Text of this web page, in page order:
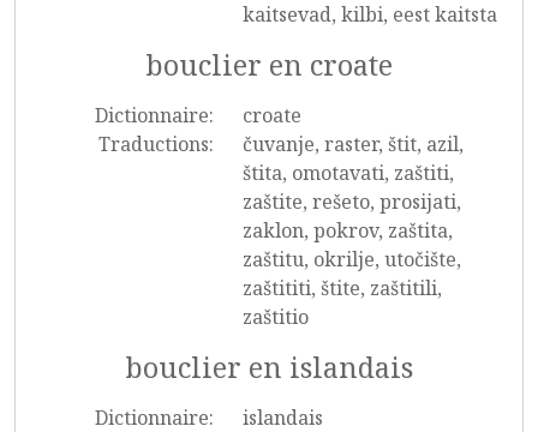
kaitsevad, kilbi, eest kaitsta
bouclier en croate
Dictionnaire:
croate
Traductions:
čuvanje, raster, štit, azil,
štita, omotavati, zaštiti,
zaštite, rešeto, prosijati,
zaklon, pokrov, zaštita,
zaštitu, okrilje, utočište,
zaštititi, štite, zaštitili,
zaštitio
bouclier en islandais
Dictionnaire:
islandais